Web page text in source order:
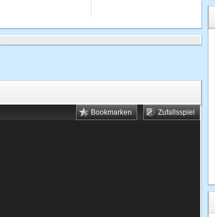
Zufallsspiel
Bookmarken